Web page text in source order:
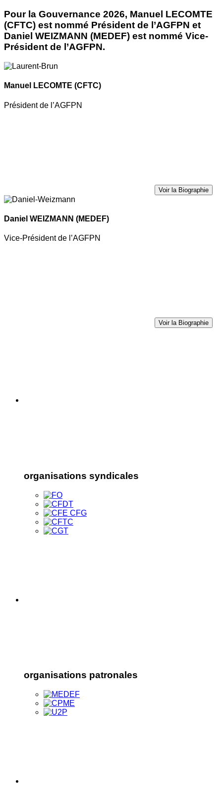
Pour la Gouvernance 2026, Manuel LECOMTE
(CFTC) est nommé Président de l’AGFPN et
Daniel WEIZMANN (MEDEF) est nommé Vice-
Président de l’AGFPN.
Manuel LECOMTE (CFTC)
Président de l’AGFPN
Voir la Biographie
Daniel WEIZMANN (MEDEF)
Vice-Président de l’AGFPN
Voir la Biographie
organisations syndicales
organisations patronales